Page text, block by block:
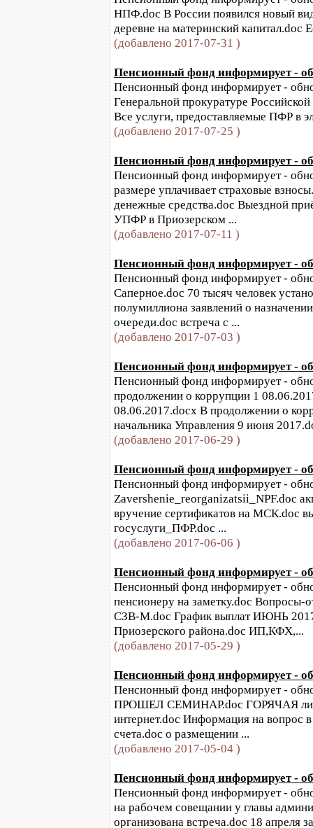
НПФ.doc В России появился новый
деревне на материнский
(добавлено 2017-07-31 )
Пенсионный фонд информирует -
Пенсионный фонд информирует -
Генеральной прокуратуре
Все услуги, предоставляемые ПФР в
(добавлено 2017-07-25 )
Пенсионный фонд информирует -
Пенсионный фонд информирует -
размере уплачивает страховые
денежные средства.doc Выездной
УПФР в Приозерском ...
(добавлено 2017-07-11 )
Пенсионный фонд информирует -
Пенсионный фонд информирует -
Саперное.doc 70 тысяч человек
полумиллиона заявлений о
очереди.doc встреча с ...
(добавлено 2017-07-03 )
Пенсионный фонд информирует -
Пенсионный фонд информирует -
продолжении о коррупции 1
08.06.2017.docx В продолжении о
начальника Управления 9 июня
(добавлено 2017-06-29 )
Пенсионный фонд информирует -
Пенсионный фонд информирует -
Zavershenie_reorganizatsii_NPF.doc
вручение сертификатов на МСК.doc
госуслуги_ПФР.doc ...
(добавлено 2017-06-06 )
Пенсионный фонд информирует -
Пенсионный фонд информирует -
пенсионеру на заметку.doc
СЗВ-М.doc График выплат ИЮНЬ
Приозерского района.doc ИП,КФХ,...
(добавлено 2017-05-29 )
Пенсионный фонд информирует -
Пенсионный фонд информирует -
ПРОШЕЛ СЕМИНАР.doc ГОРЯЧАЯ
интернет.doc Информация на вопрос
счета.doc о размещении ...
(добавлено 2017-05-04 )
Пенсионный фонд информирует -
Пенсионный фонд информирует -
на рабочем совещании у главы
организована встреча.doc 18